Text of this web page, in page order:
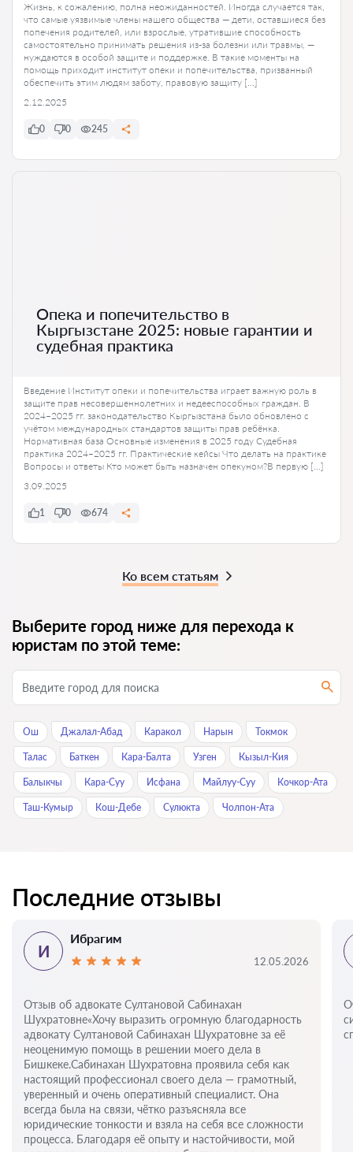
Жизнь, к сожалению, полна неожиданностей. Иногда случается так,
что самые уязвимые члены нашего общества — дети, оставшиеся без
попечения родителей, или взрослые, утратившие способность
самостоятельно принимать решения из-за болезни или травмы, —
нуждаются в особой защите и поддержке. В такие моменты на
помощь приходит институт опеки и попечительства, призванный
обеспечить этим людям заботу, правовую защиту […]
2.12.2025
0 0 245
Опека и попечительство в
Кыргызстане 2025: новые гарантии и
судебная практика
Введение Институт опеки и попечительства играет важную роль в
защите прав несовершеннолетних и недееспособных граждан. В
2024–2025 гг. законодательство Кыргызстана было обновлено с
учётом международных стандартов защиты прав ребёнка.
Нормативная база Основные изменения в 2025 году Судебная
практика 2024–2025 гг. Практические кейсы Что делать на практике
Вопросы и ответы Кто может быть назначен опекуном?В первую […]
3.09.2025
1 0 674
Ко всем статьям
Выберите город ниже для перехода к
юристам по этой теме:
Ош Джалал-Абад Каракол Нарын Токмок
Талас Баткен Кара-Балта Узген Кызыл-Кия
Балыкчы Кара-Суу Исфана Майлуу-Суу Кочкор-Ата
Таш-Кумыр Кош-Дебе Сулюкта Чолпон-Ата
Последние отзывы
И
Ибрагим
12.05.2026
Отзыв об адвокате Султановой Сабинахан
Шухратовне«Хочу выразить огромную благодарность
адвокату Султановой Сабинахан Шухратовне за её
неоценимую помощь в решении моего дела в
Бишкеке.Сабинахан Шухратовна проявила себя как
настоящий профессионал своего дела — грамотный,
уверенный и очень оперативный специалист. Она
всегда была на связи, чётко разъясняла все
юридические тонкости и взяла на себя все сложности
процесса. Благодаря её опыту и настойчивости, мой